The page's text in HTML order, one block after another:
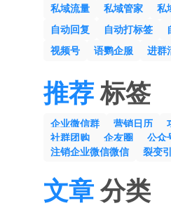
私域流量
私域管家 私
自动回复
自动打标签
视频号
语鹦企服 进群
推荐标签
企业微信群 营销日历
社群团购
企友圈 公众
注销企业微信微信
裂变
文章分类